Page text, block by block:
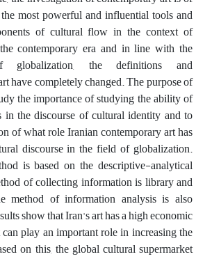
most powerful and influential tools and
of cultural flow in the context of
contemporary era and in line with the
globalization, the definitions and
have completely changed. The purpose of
the importance of studying the ability of
in the discourse of cultural identity and to
of what role Iranian contemporary art has
discourse in the field of globalization.
is based on the descriptive-analytical
of collecting information is library and
method of information analysis is also
show that Iran's art has a high economic
play an important role in increasing the
on this, the global cultural supermarket